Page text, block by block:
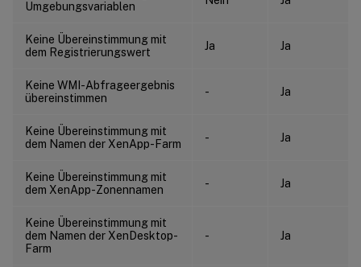
Umgebungsvariablen
Keine Übereinstimmung mit
dem Registrierungswert
Ja Ja
Keine WMI-Abfrageergebnis
übereinstimmen
- Ja
Keine Übereinstimmung mit
dem Namen der XenApp-Farm
- Ja
Keine Übereinstimmung mit
dem XenApp-Zonennamen
- Ja
Keine Übereinstimmung mit
dem Namen der XenDesktop-
Farm
- Ja